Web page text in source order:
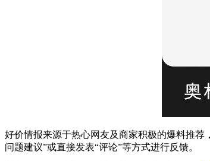
好价情报来源于热心网友及商家积极的爆料推
问题建议”或直接发表“评论”等方式进行反馈。